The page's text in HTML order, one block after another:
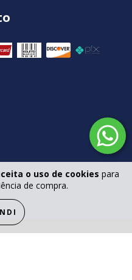
o uso de cookies para
de compra.
- 2022. Todos os direitos